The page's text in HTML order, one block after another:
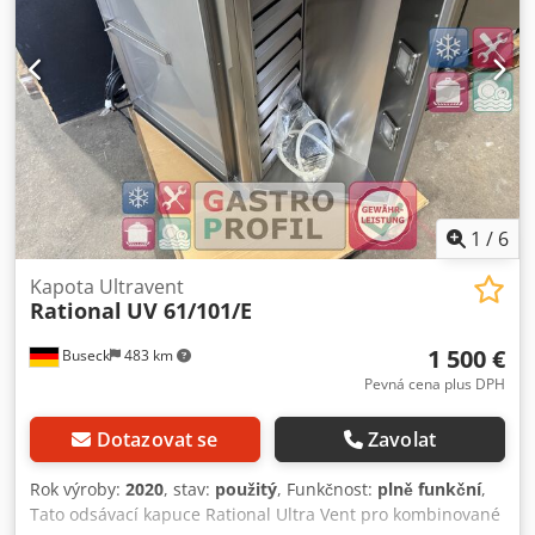
izolace Robustní konstrukce! Osvětlení pecní komory s
průhledným okénkem Testováno dle DGUV V3 Připojení 400
V, zástrčka 32A-CEE Rozměry: 890 x 735 x 595 mm (š x h x v)
Nové zařízení a testováno SAB 12měsíční záruka Dkedpfx
Abezpg N Uersr Navštivte nás!
1 / 6
Buseck 483 km
Kapota Ultravent
Rational UV 61/101/E
1 500 €
Pevná cena plus DPH
Dotazovat se Zavolat
Rok výroby: 2020, stav: použitý, Funkčnost: plně funkční,
Tato odsávací kapuce Rational Ultra Vent pro kombinované